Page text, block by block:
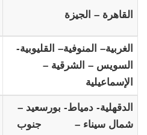
القاهرة – الجيزة
الغربية– المنوفية– القليوبية-
السويس – الشرقية –
الإسماعيلية
الدقهلية- دمياط- بورسعيد –
شمال سيناء – جنوب